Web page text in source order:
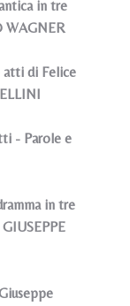
in tre
WAGNER
atti di Felice
- Parole e
in tre